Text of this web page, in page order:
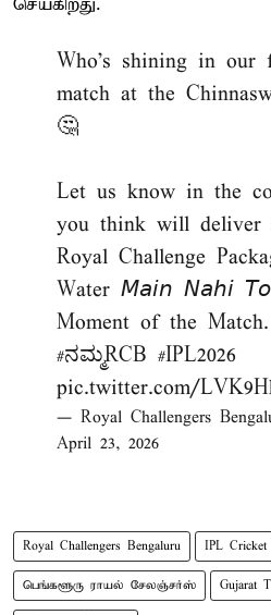
செய்கிறது.
Who's shining in our
match at the
🤔
Let us know in the
you think will deliver
Royal Challenge
Water 𝘔𝘢𝘪𝘯 𝘕𝘢𝘩𝘪
Moment of the
#ನಮ್ಮRCB #IPL2026
pic.twitter.com/
— Royal Challengers
April 23, 2026
Royal Challengers Bengaluru IPL Cricket
பெங்களூரு ராயல் சேலஞ்சர்ஸ் Gujarat